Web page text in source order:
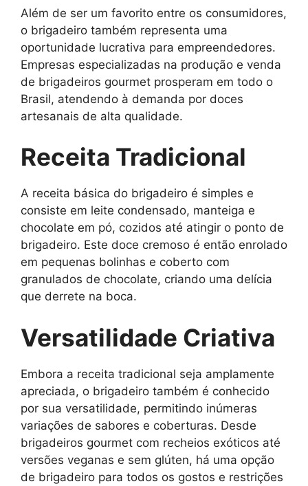
Além de ser um favorito entre os consumidores,
o brigadeiro também representa uma
oportunidade lucrativa para empreendedores.
Empresas especializadas na produção e venda
de brigadeiros gourmet prosperam em todo o
Brasil, atendendo à demanda por doces
artesanais de alta qualidade.
Receita Tradicional
A receita básica do brigadeiro é simples e
consiste em leite condensado, manteiga e
chocolate em pó, cozidos até atingir o ponto de
brigadeiro. Este doce cremoso é então enrolado
em pequenas bolinhas e coberto com
granulados de chocolate, criando uma delícia
que derrete na boca.
Versatilidade Criativa
Embora a receita tradicional seja amplamente
apreciada, o brigadeiro também é conhecido
por sua versatilidade, permitindo inúmeras
variações de sabores e coberturas. Desde
brigadeiros gourmet com recheios exóticos até
versões veganas e sem glúten, há uma opção
de brigadeiro para todos os gostos e restrições